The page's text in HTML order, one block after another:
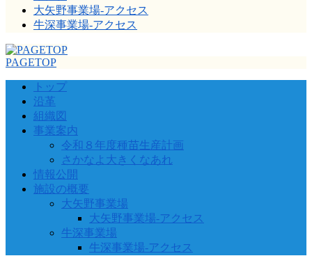
大矢野事業場-アクセス
牛深事業場-アクセス
PAGETOP
トップ
沿革
組織図
事業案内
令和８年度種苗生産計画
さかなよ大きくなあれ
情報公開
施設の概要
大矢野事業場
大矢野事業場-アクセス
牛深事業場
牛深事業場-アクセス